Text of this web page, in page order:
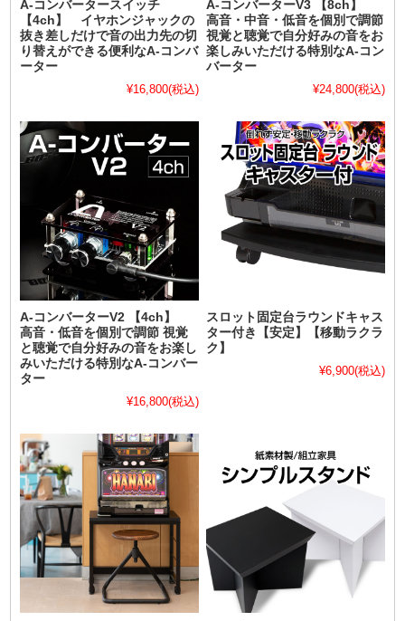
A-コンバータースイッチ
【4ch】 イヤホンジャックの
抜き差しだけで音の出力先の切
り替えができる便利なA-コンバ
ーター
¥16,800(税込)
A-コンバーターV3 【8ch】
高音・中音・低音を個別で調節
視覚と聴覚で自分好みの音をお
楽しみいただける特別なA-コン
バーター
¥24,800(税込)
A-コンバーターV2 【4ch】
高音・低音を個別で調節 視覚
と聴覚で自分好みの音をお楽し
みいただける特別なA-コンバー
ター
¥16,800(税込)
スロット固定台ラウンドキャス
ター付き【安定】【移動ラクラ
ク】
¥6,900(税込)